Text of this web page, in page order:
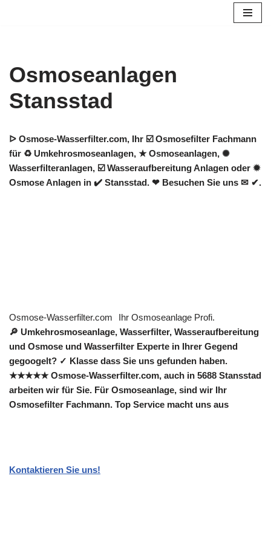
Osmoseanlagen
Stansstad
ᐅ Osmose-Wasserfilter.com, Ihr ☑️ Osmosefilter Fachmann
für ♻ Umkehrosmoseanlagen, ★ Osmoseanlagen, ✺
Wasserfilteranlagen, ☑️ Wasseraufbereitung Anlagen oder ✹
Osmose Anlagen in ✔️ Stansstad. ❤ Besuchen Sie uns ✉ ✔.
Osmose-Wasserfilter.com
Ihr Osmoseanlage Profi.
🔎 Umkehrosmoseanlage, Wasserfilter, Wasseraufbereitung
und Osmose und Wasserfilter Experte in Ihrer Gegend
gegoogelt? ✓ Klasse dass Sie uns gefunden haben.
★★★★★ Osmose-Wasserfilter.com, auch in 5688 Stansstad
arbeiten wir für Sie. Für Osmoseanlage, sind wir Ihr
Osmosefilter Fachmann. Top Service macht uns aus
Kontaktieren Sie uns!